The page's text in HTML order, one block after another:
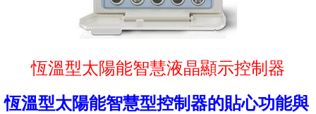
恆溫型太陽能智慧液晶顯示控制器
恆溫型太陽能智慧型控制器的貼心功能與